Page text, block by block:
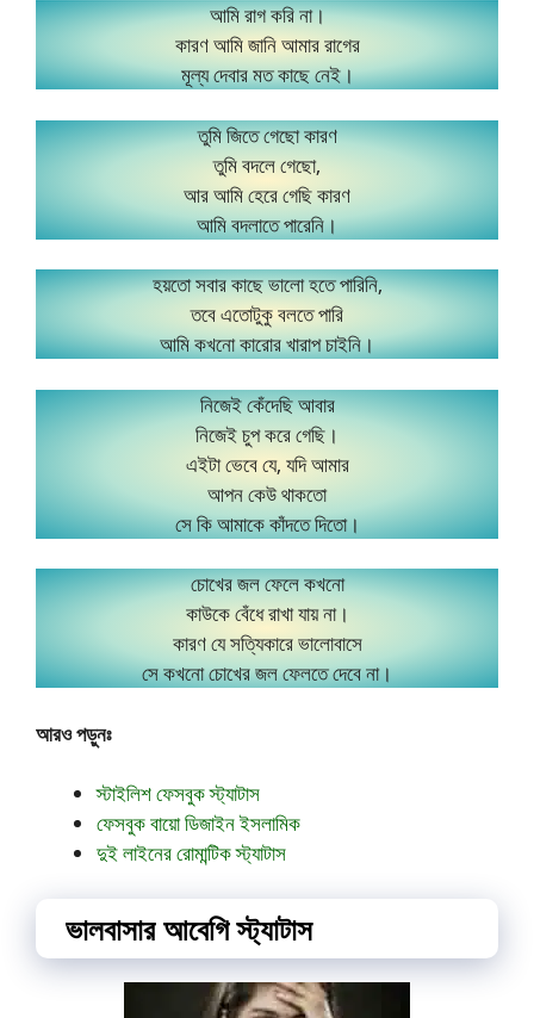
আমি রাগ করি না।
কারণ আমি জানি আমার রাগের
মূল্য দেবার মত কাছে নেই।
তুমি জিতে গেছো কারণ
তুমি বদলে গেছো,
আর আমি হেরে গেছি কারণ
আমি বদলাতে পারেনি।
হয়তো সবার কাছে ভালো হতে পারিনি,
তবে এতোটুকু বলতে পারি
আমি কখনো কারোর খারাপ চাইনি।
নিজেই কেঁদেছি আবার
নিজেই চুপ করে গেছি।
এইটা ভেবে যে, যদি আমার
আপন কেউ থাকতো
সে কি আমাকে কাঁদতে দিতো।
চোখের জল ফেলে কখনো
কাউকে বেঁধে রাখা যায় না।
কারণ যে সত্যিকারে ভালোবাসে
সে কখনো চোখের জল ফেলতে দেবে না।
আরও পড়ুনঃ
স্টাইলিশ ফেসবুক স্ট্যাটাস
ফেসবুক বায়ো ডিজাইন ইসলামিক
দুই লাইনের রোমান্টিক স্ট্যাটাস
ভালবাসার আবেগি স্ট্যাটাস